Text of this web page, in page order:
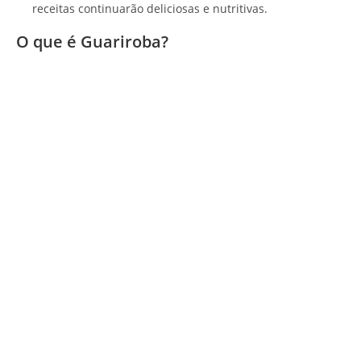
receitas continuarão deliciosas e nutritivas.
O que é Guariroba?